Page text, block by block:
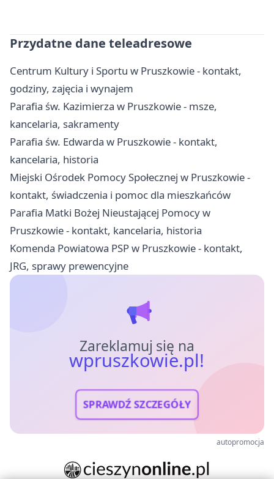
Przydatne dane teleadresowe
Centrum Kultury i Sportu w Pruszkowie - kontakt,
godziny, zajęcia i wynajem
Parafia św. Kazimierza w Pruszkowie - msze,
kancelaria, sakramenty
Parafia św. Edwarda w Pruszkowie - kontakt,
kancelaria, historia
Miejski Ośrodek Pomocy Społecznej w Pruszkowie -
kontakt, świadczenia i pomoc dla mieszkańców
Parafia Matki Bożej Nieustającej Pomocy w
Pruszkowie - kontakt, kancelaria, historia
Komenda Powiatowa PSP w Pruszkowie - kontakt,
JRG, sprawy prewencyjne
Zareklamuj się na
wpruszkowie.pl!
SPRAWDŹ SZCZEGÓŁY
autopromocja